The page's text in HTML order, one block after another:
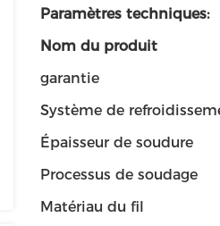
Paramètres techniques:
Nom du produit
garantie
Système de
Épaisseur de soudure
Processus de soudage
Matériau du fil